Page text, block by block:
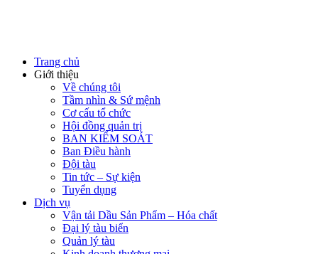
Trang chủ
Giới thiệu
Về chúng tôi
Tầm nhìn & Sứ mệnh
Cơ cấu tổ chức
Hội đồng quản trị
BAN KIỂM SOÁT
Ban Điều hành
Đội tàu
Tin tức – Sự kiện
Tuyển dụng
Dịch vụ
Vận tải Dầu Sản Phẩm – Hóa chất
Đại lý tàu biển
Quản lý tàu